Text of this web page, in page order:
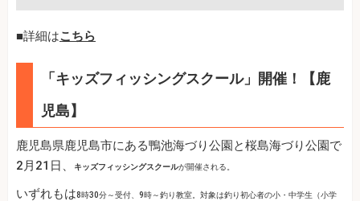
■詳細はこちら
「キッズフィッシングスクール」開催！【鹿
児島】
鹿児島県鹿児島市にある鴨池海づり公園と桜島海づり公園で
2月21日、
キッズフィッシングスクールが開催される。
いずれもは8時30分～受付、9時～釣り教室。対象は釣り初心者の小・中学生（小学